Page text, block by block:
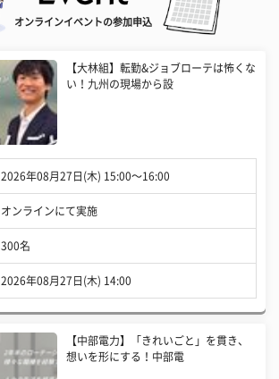
オンラインイベントの参加申込
【大林組】転勤&ジョブローテは怖くな
い！九州の現場から設
2026年08月27日(木) 15:00〜16:00
オンラインにて実施
300名
2026年08月27日(木) 14:00
【中部電力】「きれいごと」を貫き、
想いを形にする！中部電